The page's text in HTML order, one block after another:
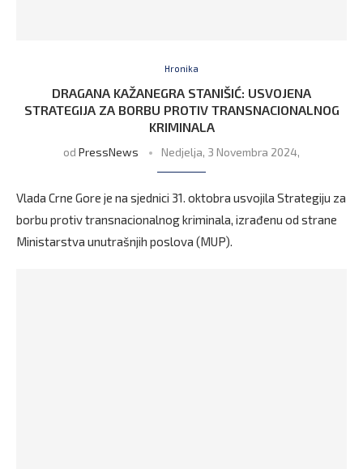
Hronika
DRAGANA KAŽANEGRA STANIŠIĆ: USVOJENA
STRATEGIJA ZA BORBU PROTIV TRANSNACIONALNOG
KRIMINALA
od PressNews Nedjelja, 3 Novembra 2024,
Vlada Crne Gore je na sjednici 31. oktobra usvojila Strategiju za
borbu protiv transnacionalnog kriminala, izrađenu od strane
Ministarstva unutrašnjih poslova (MUP).